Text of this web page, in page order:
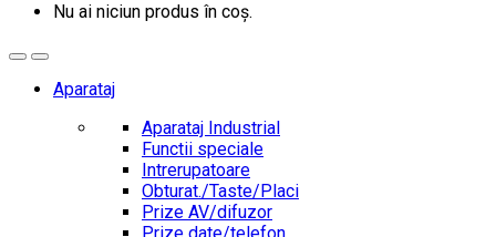
Nu ai niciun produs în coș.
Aparataj
Aparataj Industrial
Functii speciale
Intrerupatoare
Obturat./Taste/Placi
Prize AV/difuzor